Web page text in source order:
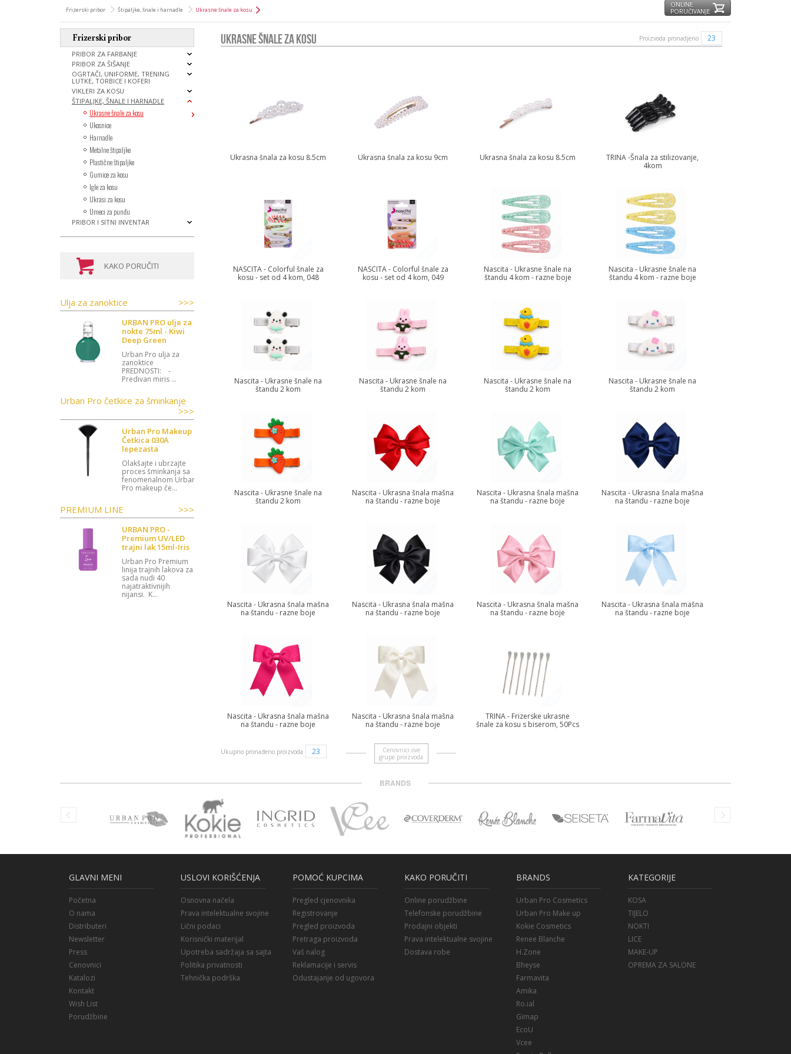
Frizerski pribor Štipaljke, šnale i harnadle Ukrasne šnale za kosu
ONLINE
PORUČIVANJE
Frizerski pribor
PRIBOR ZA FARBANJE
PRIBOR ZA ŠIŠANJE
OGRTAČI, UNIFORME, TRENING
LUTKE, TORBICE I KOFERI
VIKLERI ZA KOSU
ŠTIPALJKE, ŠNALE I HARNADLE
Ukrasne šnale za kosu
Ukosnice
Harnadle
Metalne štipaljke
Plastične štipaljke
Gumice za kosu
Igle za kosu
Ukrasi za kosu
Umeci za punđu
PRIBOR I SITNI INVENTAR
KAKO PORUČITI
Ulja za zanoktice >>>
URBAN PRO ulje za
nokte 75ml - Kiwi
Deep Green
Urban Pro ulja za
zanoktice
PREDNOSTI: -
Predivan miris ...
Urban Pro četkice za šminkanje
>>>
Urban Pro Makeup
Četkica 030A
lepezasta
Olakšajte i ubrzajte
proces šminkanja sa
fenomenalnom Urban
Pro makeup če...
PREMIUM LINE >>>
URBAN PRO -
Premium UV/LED
trajni lak 15ml-Iris
Urban Pro Premium
linija trajnih lakova za
sada nudi 40
najatraktivnijih
nijansi. K...
UKRASNE ŠNALE ZA KOSU Proizvoda pronadjeno 23
Ukrasna šnala za kosu 8.5cm Ukrasna šnala za kosu 9cm Ukrasna šnala za kosu 8.5cm
TRINA -Šnala za stilizovanje,
4kom
NASCITA - Colorful šnale za
kosu - set od 4 kom, 048
NASCITA - Colorful šnale za
kosu - set od 4 kom, 049
Nascita - Ukrasne šnale na
štandu 4 kom - razne boje
Nascita - Ukrasne šnale na
štandu 4 kom - razne boje
Nascita - Ukrasne šnale na
štandu 2 kom
Nascita - Ukrasne šnale na
štandu 2 kom
Nascita - Ukrasne šnale na
štandu 2 kom
Nascita - Ukrasne šnale na
štandu 2 kom
Nascita - Ukrasne šnale na
štandu 2 kom
Nascita - Ukrasna šnala mašna
na štandu - razne boje
Nascita - Ukrasna šnala mašna
na štandu - razne boje
Nascita - Ukrasna šnala mašna
na štandu - razne boje
Nascita - Ukrasna šnala mašna
na štandu - razne boje
Nascita - Ukrasna šnala mašna
na štandu - razne boje
Nascita - Ukrasna šnala mašna
na štandu - razne boje
Nascita - Ukrasna šnala mašna
na štandu - razne boje
Nascita - Ukrasna šnala mašna
na štandu - razne boje
Nascita - Ukrasna šnala mašna
na štandu - razne boje
TRINA - Frizerske ukrasne
šnale za kosu s biserom, 50Pcs
Ukupno pronađeno proizvoda 23
Cenovnici ove
grupe proizvoda
BRANDS
GLAVNI MENI
Početna
O nama
Distributeri
Newsletter
Press
Cenovnici
Katalozi
Kontakt
Wish List
Porudžbine
USLOVI KORIŠĆENJA
Osnovna načela
Prava intelektualne svojine
Lični podaci
Korisnički materijal
Upotreba sadržaja sa sajta
Politika privatnosti
Tehnička podrška
POMOĆ KUPCIMA
Pregled cjenovnika
Registrovanje
Pregled proizvoda
Pretraga proizvoda
Vaš nalog
Reklamacije i servis
Odustajanje od ugovora
KAKO PORUČITI
Online porudžbine
Telefonske porudžbine
Prodajni objekti
Prava intelektualne svojine
Dostava robe
BRANDS
Urban Pro Cosmetics
Urban Pro Make up
Kokie Cosmetics
Renee Blanche
H.Zone
Bheyse
Farmavita
Amika
Ro.ial
Gimap
EcoU
Vcee
KATEGORIJE
KOSA
TIJELO
NOKTI
LICE
MAKE-UP
OPREMA ZA SALONE